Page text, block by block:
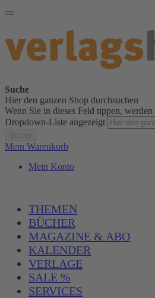
Suche
Hier den ganzen Shop durchsuchen
Wenn Sie in dieses Feld tippen,
Dropdown-Liste angezeigt
Mein Warenkorb
Mein Konto
THEMEN
BÜCHER
MAGAZINE & ABO
KALENDER
VERLAGE
SALE %
SERVICES